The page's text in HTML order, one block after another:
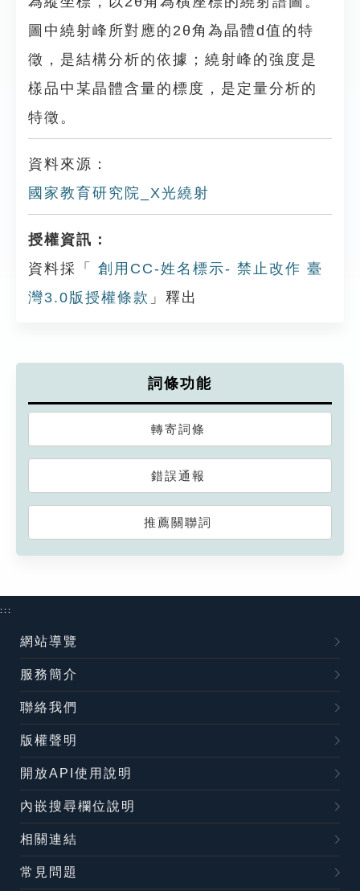
圖中繞射峰所對應的2θ角為晶體d值的特
徵，是結構分析的依據；繞射峰的強度是
樣品中某晶體含量的標度，是定量分析的
特徵。
資料來源：
國家教育研究院_X光繞射
授權資訊：
資料採「
創用CC-姓名標示- 禁止改作 臺
灣3.0版授權條款 」釋出
詞條功能
轉寄詞條
錯誤通報
推薦關聯詞
:::
網站導覽
服務簡介
聯絡我們
版權聲明
開放API使用說明
內嵌搜尋欄位說明
相關連結
常見問題